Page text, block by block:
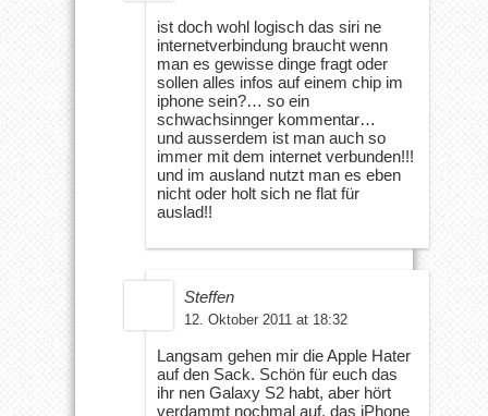
ist doch wohl logisch das siri ne
internetverbindung braucht wenn
man es gewisse dinge fragt oder
sollen alles infos auf einem chip im
iphone sein?… so ein
schwachsinnger kommentar…
und ausserdem ist man auch so
immer mit dem internet verbunden!!!
und im ausland nutzt man es eben
nicht oder holt sich ne flat für
auslad!!
Steffen
12. Oktober 2011 at 18:32
Langsam gehen mir die Apple Hater
auf den Sack. Schön für euch das
ihr nen Galaxy S2 habt, aber hört
verdammt nochmal auf, das iPhone